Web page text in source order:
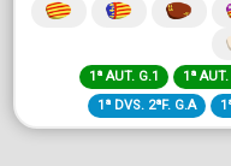
1ª AUT. G.1 1ª
1ª DVS. 2ªF. G.A